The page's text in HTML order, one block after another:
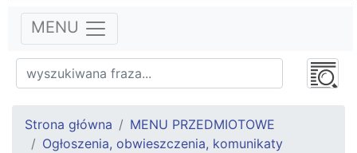
MENU
Strona główna
MENU PRZEDMIOTOWE
Ogłoszenia, obwieszczenia, komunikaty